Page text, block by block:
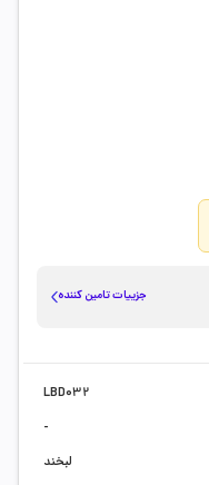
جزییات تامین کننده
LBD032
-
لبخند